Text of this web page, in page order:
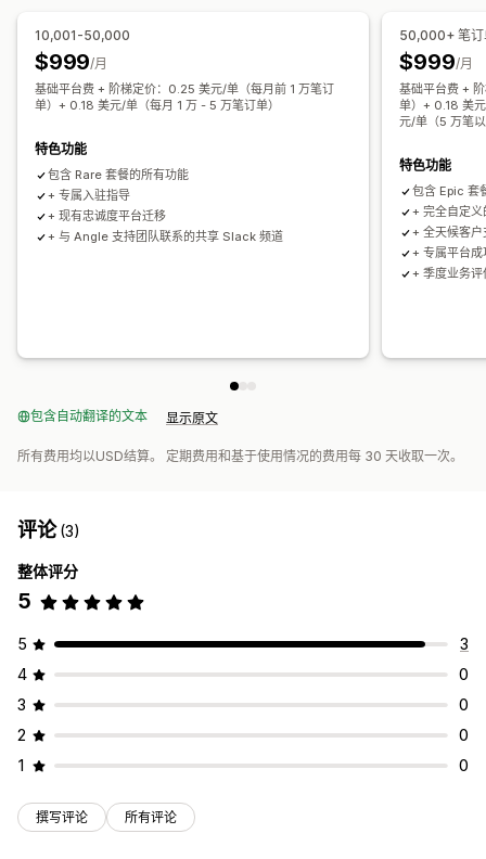
10,001-50,000
$999/月
基础平台费 + 阶梯定价：0.25 美元/单（每月前 1 万笔订
单）+ 0.18 美元/单（每月 1 万 - 5 万笔订单）
特色功能
包含 Rare 套餐的所有功能
+ 专属入驻指导
+ 现有忠诚度平台迁移
+ 与 Angle 支持团队联系的共享 Slack 频道
50,000+ 笔订
$999/月
基础平台费 +
单）+ 0.18 美
元/单（5 万笔
特色功能
包含 Epic 套
+ 完全自定
+ 全天候客户
+ 专属平台成
+ 季度业务
包含自动翻译的文本 显示原文
所有费用均以USD结算。 定期费用和基于使用情况的费用每 30 天收取一次。
评论(3)
整体评分
5
5
3
4
0
3
0
2
0
1
0
撰写评论 所有评论